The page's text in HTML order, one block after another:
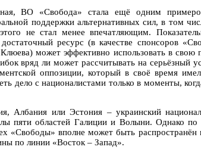
ВО «Свобода» стала ещё одним
поддержки альтернативных сил, в том
не стал менее впечатляющим.
достаточный ресурс (в качестве спонсоров
может эффективно использовать в свою
вряд ли может рассчитывать на серьёзный
оппозиции, который в своё время
дело с националистами только в моменты,
Албания или Эстония – украинский
пяти областей Галиции и Волыни. Однако по
«Свободы» вполне может быть
по линии «Восток – Запад».